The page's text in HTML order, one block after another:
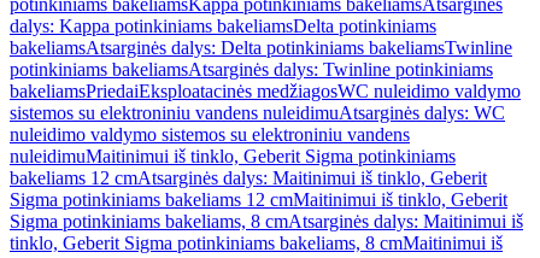
potinkiniams bakeliamsKappa potinkiniams bakeliamsAtsarginės
dalys: Kappa potinkiniams bakeliamsDelta potinkiniams
bakeliamsAtsarginės dalys: Delta potinkiniams bakeliamsTwinline
potinkiniams bakeliamsAtsarginės dalys: Twinline potinkiniams
bakeliamsPriedaiEksploatacinės medžiagosWC nuleidimo valdymo
sistemos su elektroniniu vandens nuleidimuAtsarginės dalys: WC
nuleidimo valdymo sistemos su elektroniniu vandens
nuleidimuMaitinimui iš tinklo, Geberit Sigma potinkiniams
bakeliams 12 cmAtsarginės dalys: Maitinimui iš tinklo, Geberit
Sigma potinkiniams bakeliams 12 cmMaitinimui iš tinklo, Geberit
Sigma potinkiniams bakeliams, 8 cmAtsarginės dalys: Maitinimui iš
tinklo, Geberit Sigma potinkiniams bakeliams, 8 cmMaitinimui iš